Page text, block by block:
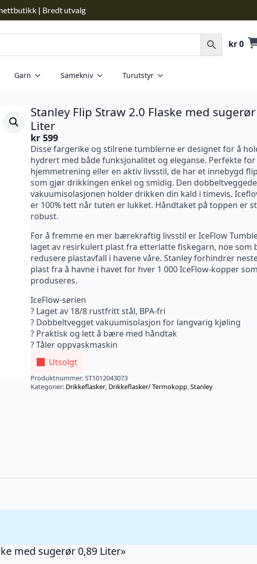
| Bredt utvalg
kr0
Garn Samekniv Turutstyr
Stanley Flip Straw 2.0 Flaske med
Liter
kr 599
Disse fargerike og stilrene tumblerne er designet for å
hydrert med både funksjonalitet og eleganse. Perfekte
hjemmetrening eller en aktiv livsstil, de har et innebygd
som gjør drikkingen enkel og smidig. Den dobbeltveggede
vakuumisolasjonen holder drikken din kald i timevis.
er 100% tett når tuten er lukket. Håndtaket på toppen er
robust.
For å fremme en mer bærekraftig livsstil er IceFlow
laget av resirkulert plast fra etterlatte fiskegarn, noe som
redusere plastavfall i havene våre. Stanley forhindrer
plast fra å havne i havet for hver 1 000 IceFlow-kopper som
produseres.
IceFlow-serien
? Laget av 18/8 rustfritt stål, BPA-fri
? Dobbeltvegget vakuumisolasjon for langvarig kjøling
? Praktisk og lett å bære med håndtak
? Tåler oppvaskmaskin
Utsolgt
Produktnummer:ST1012043073
Kategorier: Drikkeflasker, Drikkeflasker/ Termokopp,Stanley
med sugerør 0,89 Liter»